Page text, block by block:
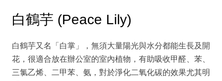
白鶴芋 (Peace Lily)
白鶴芋又名「白掌」，無須大量陽光與水分都能生長及開
花，很適合放在辦公室的室內植物，有助吸收甲醛、苯、
三氯乙烯、二甲苯、氨，對於淨化二氧化碳的效果尤其明